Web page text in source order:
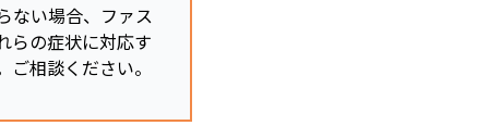
ない場合、ファス
らの症状に対応す
相談ください。